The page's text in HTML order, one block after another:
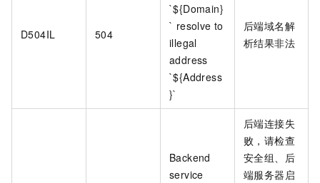
D504IL 504
`${Domain}
` resolve to
illegal
address
`${Address
}`
后端域名解
析结果非法
Backend
service
后端连接失
败，请检查
安全组、后
端服务器启